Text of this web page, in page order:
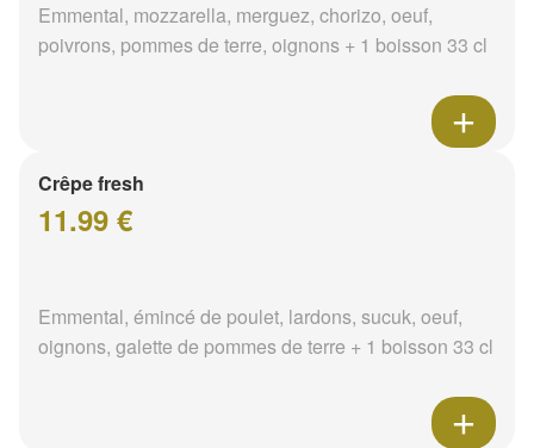
Emmental, mozzarella, merguez, chorizo, oeuf,
poivrons, pommes de terre, oignons + 1 boisson 33 cl
Crêpe fresh
11.99 €
Emmental, émincé de poulet, lardons, sucuk, oeuf,
oignons, galette de pommes de terre + 1 boisson 33 cl